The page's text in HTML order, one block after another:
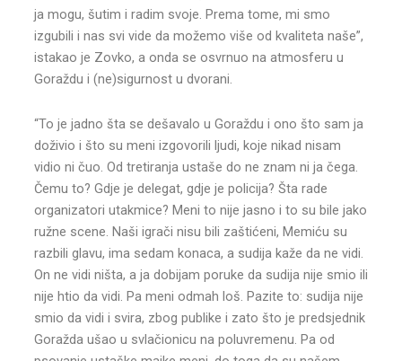
ja mogu, šutim i radim svoje. Prema tome, mi smo
izgubili i nas svi vide da možemo više od kvaliteta naše”,
istakao je Zovko, a onda se osvrnuo na atmosferu u
Goraždu i (ne)sigurnost u dvorani.
“To je jadno šta se dešavalo u Goraždu i ono što sam ja
doživio i što su meni izgovorili ljudi, koje nikad nisam
vidio ni čuo. Od tretiranja ustaše do ne znam ni ja čega.
Čemu to? Gdje je delegat, gdje je policija? Šta rade
organizatori utakmice? Meni to nije jasno i to su bile jako
ružne scene. Naši igrači nisu bili zaštićeni, Memiću su
razbili glavu, ima sedam konaca, a sudija kaže da ne vidi.
On ne vidi ništa, a ja dobijam poruke da sudija nije smio ili
nije htio da vidi. Pa meni odmah loš. Pazite to: sudija nije
smio da vidi i svira, zbog publike i zato što je predsjednik
Goražda ušao u svlačionicu na poluvremenu. Pa od